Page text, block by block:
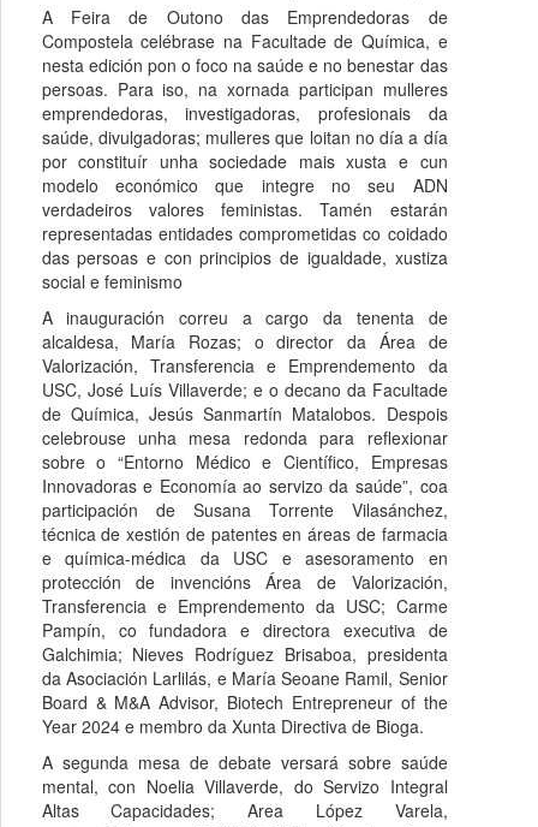
A Feira de Outono das Emprendedoras de
Compostela celébrase na Facultade de Química, e
nesta edición pon o foco na saúde e no benestar das
persoas. Para iso, na xornada participan mulleres
emprendedoras, investigadoras, profesionais da
saúde, divulgadoras; mulleres que loitan no día a día
por constituír unha sociedade mais xusta e cun
modelo económico que integre no seu ADN
verdadeiros valores feministas. Tamén estarán
representadas entidades comprometidas co coidado
das persoas e con principios de igualdade, xustiza
social e feminismo
A inauguración correu a cargo da tenenta de
alcaldesa, María Rozas; o director da Área de
Valorización, Transferencia e Emprendemento da
USC, José Luís Villaverde; e o decano da Facultade
de Química, Jesús Sanmartín Matalobos. Despois
celebrouse unha mesa redonda para reflexionar
sobre o “Entorno Médico e Científico, Empresas
Innovadoras e Economía ao servizo da saúde”, coa
participación de Susana Torrente Vilasánchez,
técnica de xestión de patentes en áreas de farmacia
e química-médica da USC e asesoramento en
protección de invencións Área de Valorización,
Transferencia e Emprendemento da USC; Carme
Pampín, co fundadora e directora executiva de
Galchimia; Nieves Rodríguez Brisaboa, presidenta
da Asociación Larlilás, e María Seoane Ramil, Senior
Board & M&A Advisor, Biotech Entrepreneur of the
Year 2024 e membro da Xunta Directiva de Bioga.
A segunda mesa de debate versará sobre saúde
mental, con Noelia Villaverde, do Servizo Integral
Altas Capacidades; Area López Varela,